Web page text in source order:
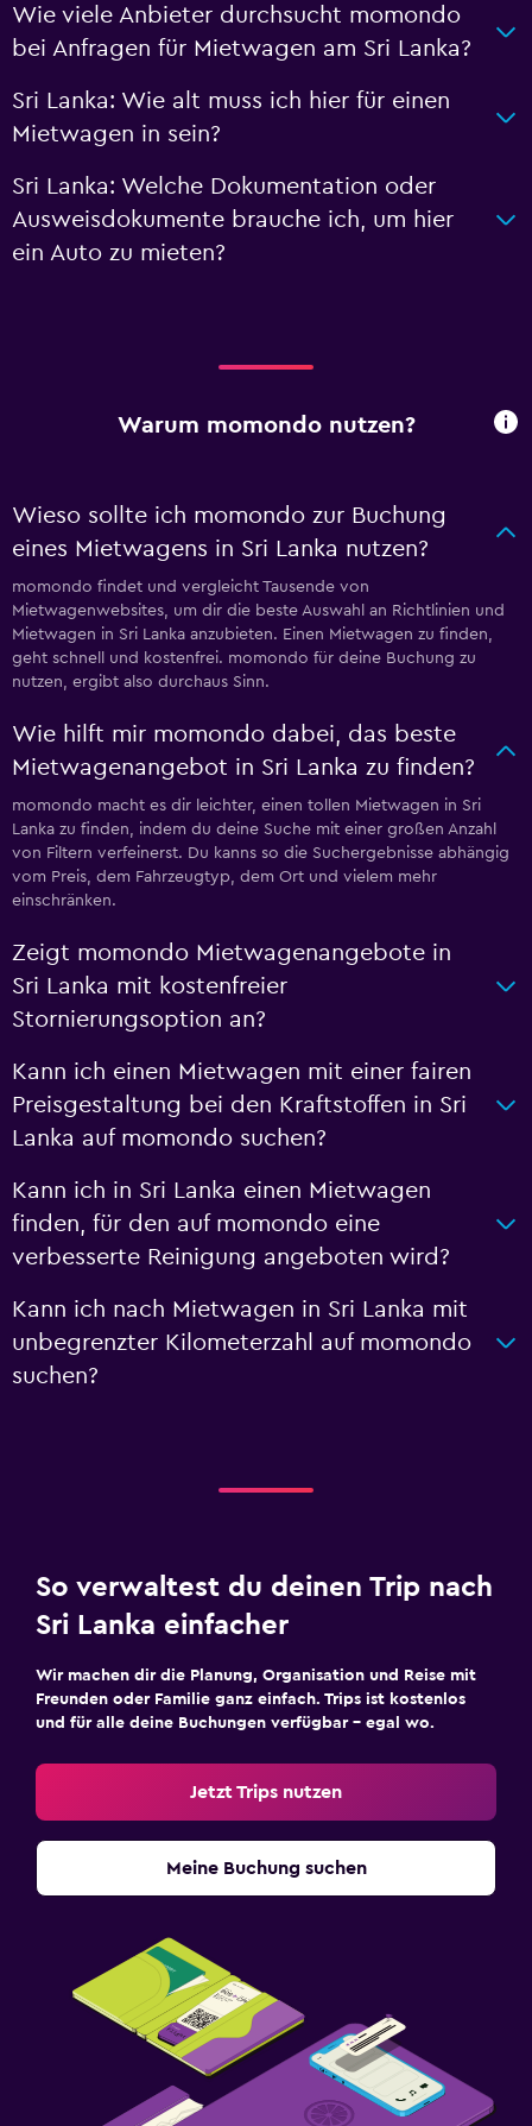
Wie viele Anbieter durchsucht momondo
bei Anfragen für Mietwagen am Sri Lanka?
Sri Lanka: Wie alt muss ich hier für einen
Mietwagen in sein?
Sri Lanka: Welche Dokumentation oder
Ausweisdokumente brauche ich, um hier
ein Auto zu mieten?
Warum momondo nutzen?
Wieso sollte ich momondo zur Buchung
eines Mietwagens in Sri Lanka nutzen?
momondo findet und vergleicht Tausende von
Mietwagenwebsites, um dir die beste Auswahl an Richtlinien und
Mietwagen in Sri Lanka anzubieten. Einen Mietwagen zu finden,
geht schnell und kostenfrei. momondo für deine Buchung zu
nutzen, ergibt also durchaus Sinn.
Wie hilft mir momondo dabei, das beste
Mietwagenangebot in Sri Lanka zu finden?
momondo macht es dir leichter, einen tollen Mietwagen in Sri
Lanka zu finden, indem du deine Suche mit einer großen Anzahl
von Filtern verfeinerst. Du kanns so die Suchergebnisse abhängig
vom Preis, dem Fahrzeugtyp, dem Ort und vielem mehr
einschränken.
Zeigt momondo Mietwagenangebote in
Sri Lanka mit kostenfreier
Stornierungsoption an?
Kann ich einen Mietwagen mit einer fairen
Preisgestaltung bei den Kraftstoffen in Sri
Lanka auf momondo suchen?
Kann ich in Sri Lanka einen Mietwagen
finden, für den auf momondo eine
verbesserte Reinigung angeboten wird?
Kann ich nach Mietwagen in Sri Lanka mit
unbegrenzter Kilometerzahl auf momondo
suchen?
So verwaltest du deinen Trip nach
Sri Lanka einfacher
Wir machen dir die Planung, Organisation und Reise mit
Freunden oder Familie ganz einfach. Trips ist kostenlos
und für alle deine Buchungen verfügbar – egal wo.
Jetzt Trips nutzen
Meine Buchung suchen